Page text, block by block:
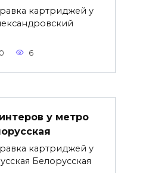
картриджей у
0 6
у метро
картриджей у
Белорусская